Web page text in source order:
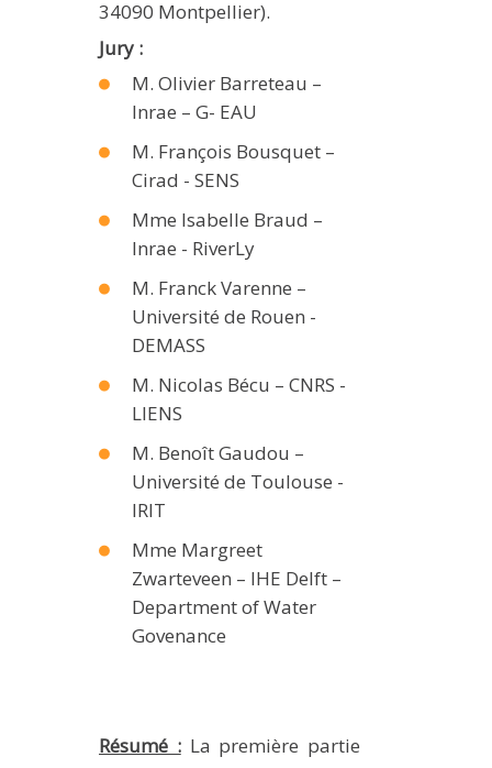
34090 Montpellier).
Jury :
M. Olivier Barreteau –
Inrae – G- EAU
M. François Bousquet –
Cirad - SENS
Mme Isabelle Braud –
Inrae - RiverLy
M. Franck Varenne –
Université de Rouen -
DEMASS
M. Nicolas Bécu – CNRS -
LIENS
M. Benoît Gaudou –
Université de Toulouse -
IRIT
Mme Margreet
Zwarteveen – IHE Delft –
Department of Water
Govenance
Résumé :La première partie